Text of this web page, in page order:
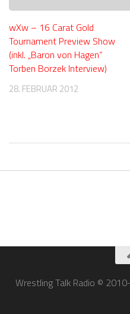
wXw – 16 Carat Gold
Tournament Preview Show
(inkl. „Baron von Hagen“
Torben Borzek Interview)
28. FEBRUAR 2012
Wrestling Talk Radio ©